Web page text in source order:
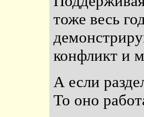
тоже весь
конфликт и
А если
То оно